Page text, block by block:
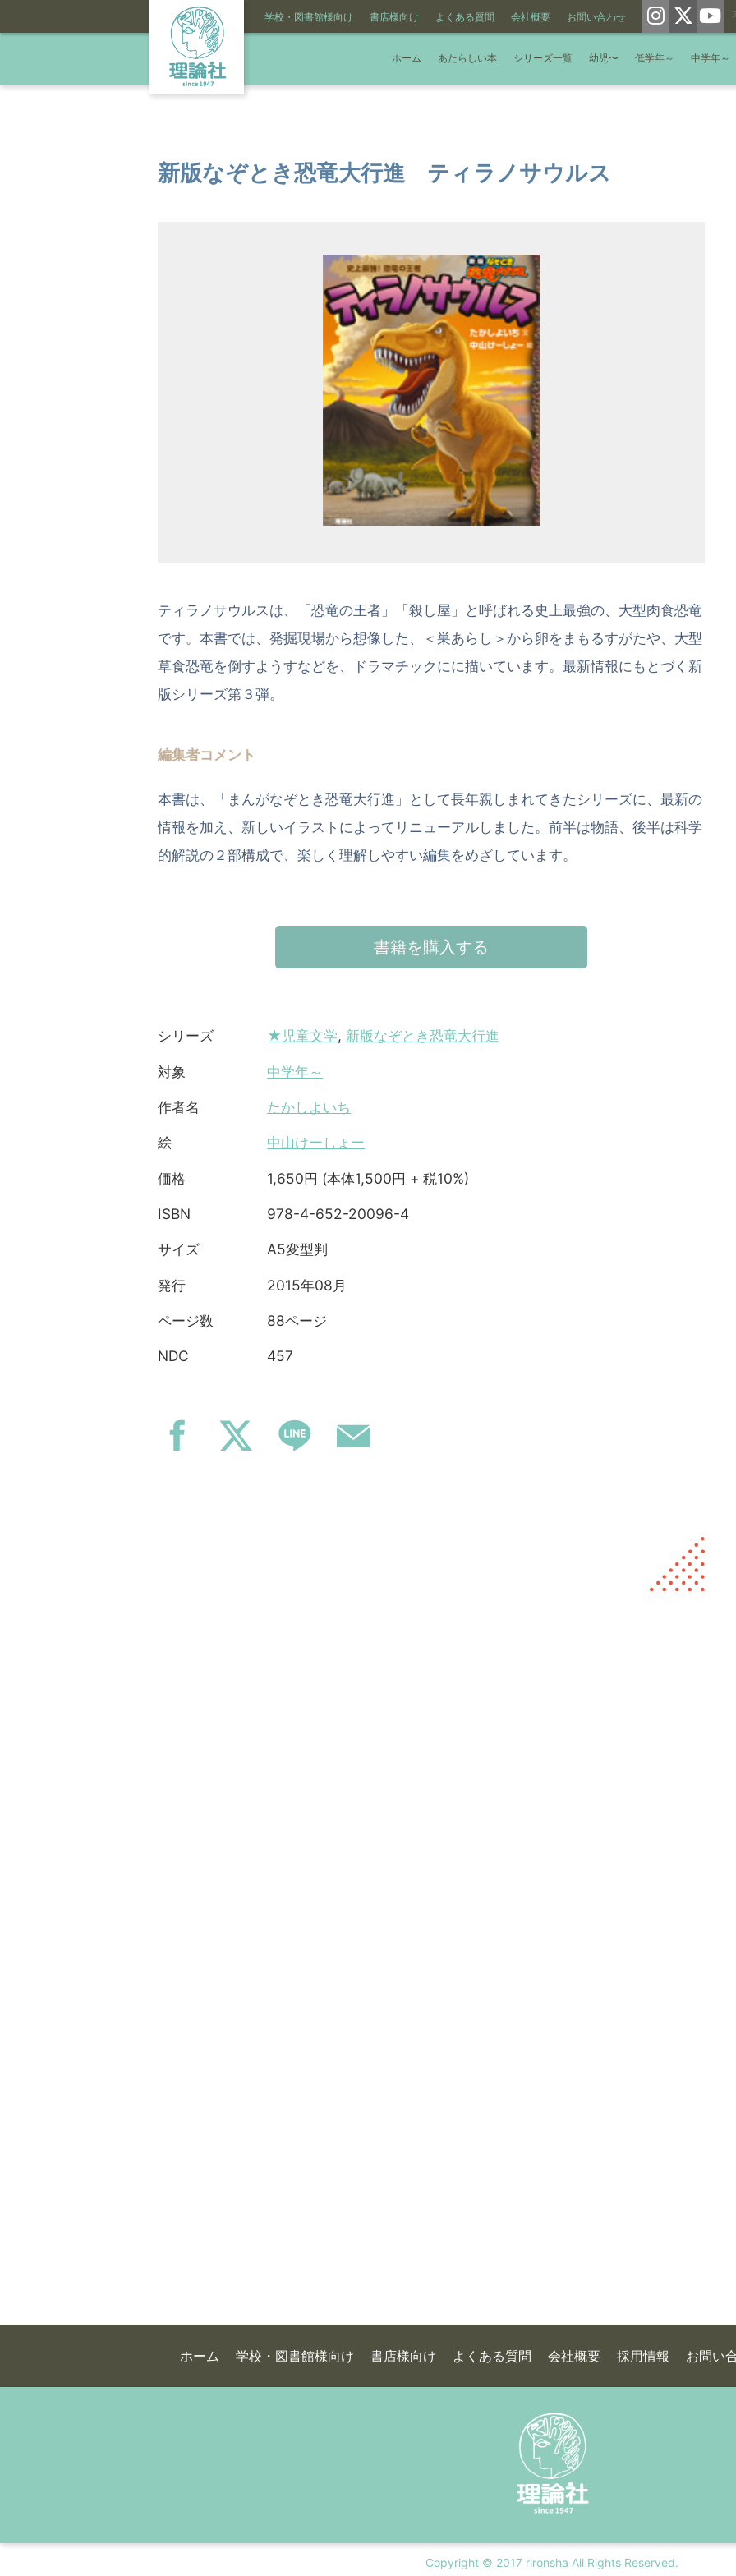
学校・図書館様向け 書店様向け よくある質問 会社概要 お問い合わせ
ホーム あたらしい本 シリーズ一覧 幼児〜 低学年～ 中学年～
新版なぞとき恐竜大行進 ティラノサウルス
ティラノサウルスは、「恐竜の王者」「殺し屋」と呼ばれる史上最強の、大型肉食恐竜
です。本書では、発掘現場から想像した、＜巣あらし＞から卵をまもるすがたや、大型
草食恐竜を倒すようすなどを、ドラマチックにに描いています。最新情報にもとづく新
版シリーズ第３弾。
編集者コメント
本書は、「まんがなぞとき恐竜大行進」として長年親しまれてきたシリーズに、最新の
情報を加え、新しいイラストによってリニューアルしました。前半は物語、後半は科学
的解説の２部構成で、楽しく理解しやすい編集をめざしています。
書籍を購入する
シリーズ ★児童文学, 新版なぞとき恐竜大行進
対象 中学年～
作者名 たかしよいち
絵 中山けーしょー
価格 1,650円 (本体1,500円 + 税10%)
ISBN 978-4-652-20096-4
サイズ A5変型判
発行 2015年08月
ページ数 88ページ
NDC 457
ホーム 学校・図書館様向け 書店様向け よくある質問 会社概要 採用情報 お問い
Copyright © 2017 rironsha All Rights Reserved.